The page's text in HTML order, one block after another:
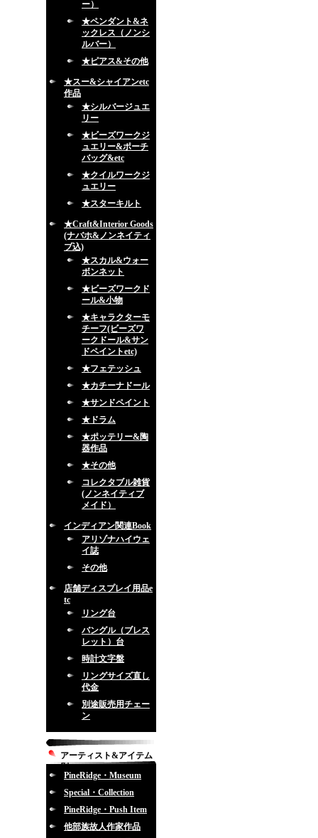
ー）
★ペンダント&ネ
ックレス（ノンシ
ルバー）
★ピアス&その他
★スー&シャイアンetc
作品
★シルバージュエ
リー
★ビーズワークジ
ュエリー&ポーチ
バッグ&etc
★クイルワークジ
ュエリー
★スターキルト
★Craft&Interior Goods
(ナバホ&ノンネイティ
ブ込)
★スカル&ウォー
ボンネット
★ビーズワークド
ール&小物
★キャラクターモ
チーフ(ビーズワ
ークドール&サン
ドペイントetc)
★フェテッシュ
★カチーナドール
★サンドペイント
★ドラム
★ポッテリー&陶
器作品
★その他
コレクタブル雑貨
(ノンネイティブ
メイド）
インディアン関連Book
アリゾナハイウェ
イ誌
その他
店舗ディスプレイ用品e
tc
リング台
バングル（ブレス
レット）台
時計文字盤
リングサイズ直し
代金
別途販売用チェー
ン
アーティスト&アイテム
別
PineRidge・Museum
Special・Collection
PineRidge・Push Item
他部族故人作家作品